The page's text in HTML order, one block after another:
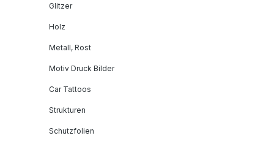
Glitzer
Holz
Metall, Rost
Motiv Druck Bilder
Car Tattoos
Strukturen
Schutzfolien